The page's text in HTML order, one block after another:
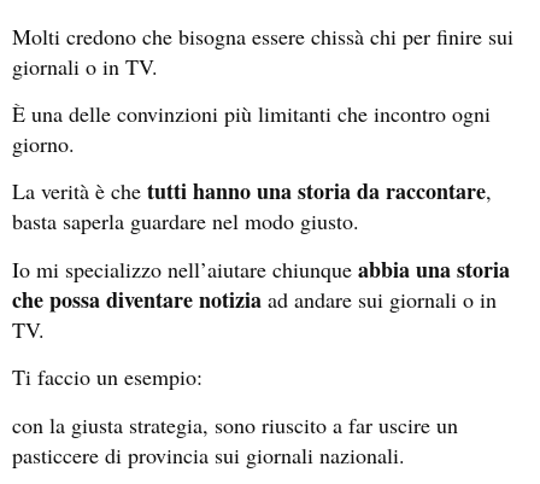
Molti credono che bisogna essere chissà chi per finire sui
giornali o in TV.
È una delle convinzioni più limitanti che incontro ogni
giorno.
La verità è che tutti hanno una storia da raccontare,
basta saperla guardare nel modo giusto.
Io mi specializzo nell’aiutare chiunque abbia una storia
che possa diventare notizia ad andare sui giornali o in
TV.
Ti faccio un esempio:
con la giusta strategia, sono riuscito a far uscire un
pasticcere di provincia sui giornali nazionali.